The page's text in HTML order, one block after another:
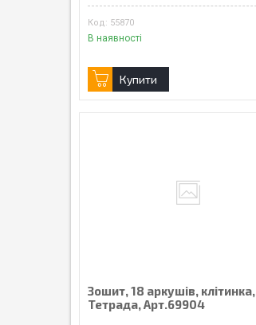
55870
В наявності
Купити
Зошит, 18 аркушів, клітинка,
Тетрада, Арт.69904